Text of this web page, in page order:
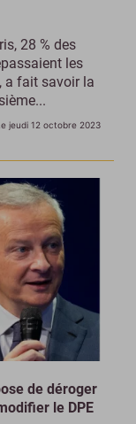
28 % des
les
a fait savoir la
jeudi 12 octobre 2023
de déroger
le DPE